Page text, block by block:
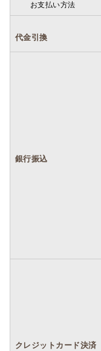
お支払い方法
代金引換
銀行振込
クレジットカード決済